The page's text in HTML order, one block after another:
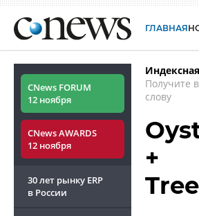
ГЛАВНАЯ
CNews FORUM
12 ноября
CNews AWARDS
12 ноября
30 лет рынку ERP
в России
Получите
слову
+